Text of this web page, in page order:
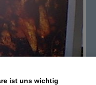
ist uns wichtig